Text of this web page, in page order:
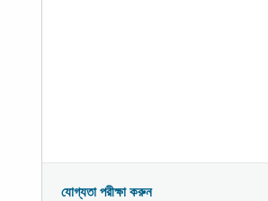
যোগ্যতা পরীক্ষা করুন